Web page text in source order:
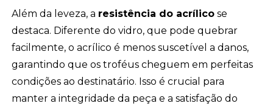
Além da leveza, a resistência do acrílico se
destaca. Diferente do vidro, que pode quebrar
facilmente, o acrílico é menos suscetível a danos,
garantindo que os troféus cheguem em perfeitas
condições ao destinatário. Isso é crucial para
manter a integridade da peça e a satisfação do